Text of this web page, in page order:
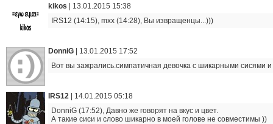
kikos
13.01.2015 15:38
IRS12 (14:15), mxx (14:28), Вы извращенцы...)))
DonniG
13.01.2015 17:52
Вот вы зажрались.симпатичная девочка с шикарными сисями
IRS12
14.01.2015 05:18
DonniG (17:52), Давно же говорят на вкус и цвет.
А такие сиси и слово шикарно в моей голове не совместимы ))